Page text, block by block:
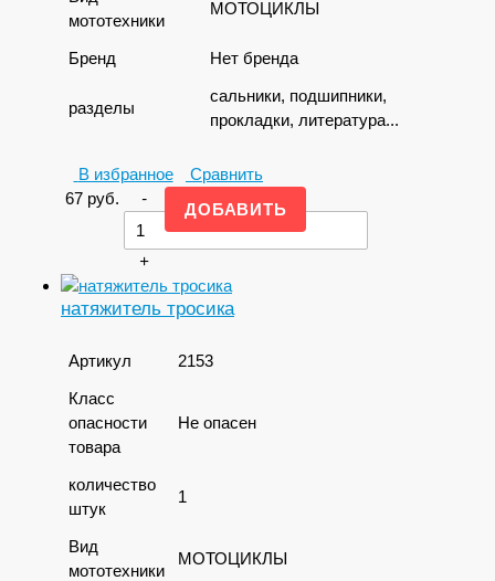
мототехники
МОТОЦИКЛЫ
Бренд Нет бренда
разделы
сальники, подшипники,
прокладки, литература...
В избранное
Сравнить
67 руб. -
+
натяжитель тросика
Артикул
2153
Класс
опасности
товара
Не опасен
количество
штук
1
Вид
мототехники
МОТОЦИКЛЫ